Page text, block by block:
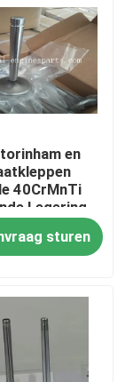
en
40CrMnTi
Legering
sturen